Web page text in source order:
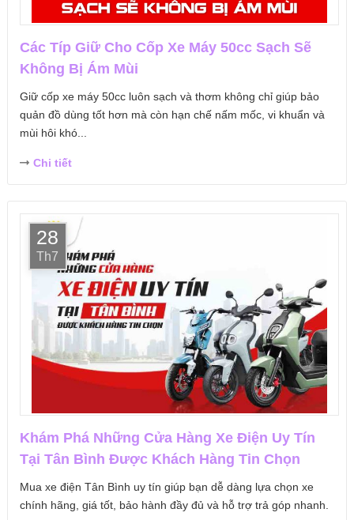
Các Típ Giữ Cho Cốp Xe Máy 50cc Sạch Sẽ
Không Bị Ám Mùi
Giữ cốp xe máy 50cc luôn sạch và thơm không chỉ giúp bảo
quản đồ dùng tốt hơn mà còn hạn chế nấm mốc, vi khuẩn và
mùi hôi khó...
Chi tiết
28
Th7
Khám Phá Những Cửa Hàng Xe Điện Uy Tín
Tại Tân Bình Được Khách Hàng Tin Chọn
Mua xe điện Tân Bình uy tín giúp bạn dễ dàng lựa chọn xe
chính hãng, giá tốt, bảo hành đầy đủ và hỗ trợ trả góp nhanh.